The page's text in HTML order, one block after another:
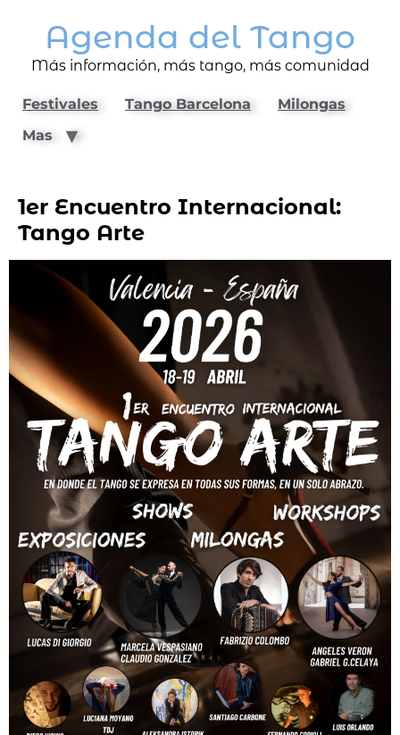
Agenda del Tango
Más información, más tango, más comunidad
Festivales Tango Barcelona
Milongas
Mas
1er Encuentro Internacional:
Tango Arte